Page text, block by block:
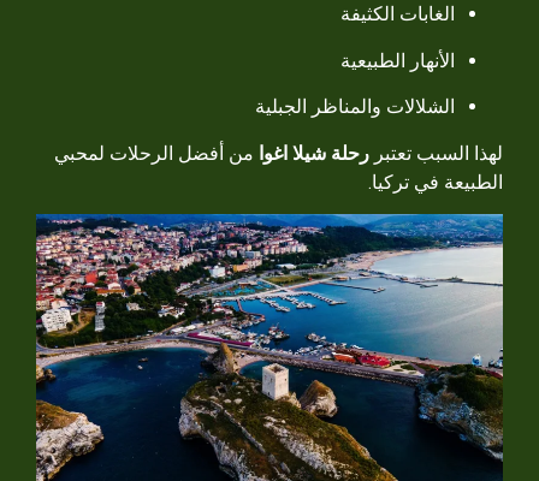
الغابات الكثيفة
الأنهار الطبيعية
الشلالات والمناظر الجبلية
لهذا السبب تعتبر رحلة شيلا اغوا من أفضل الرحلات لمحبي
الطبيعة في تركيا.